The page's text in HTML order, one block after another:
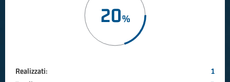
20
Realizzati:
1